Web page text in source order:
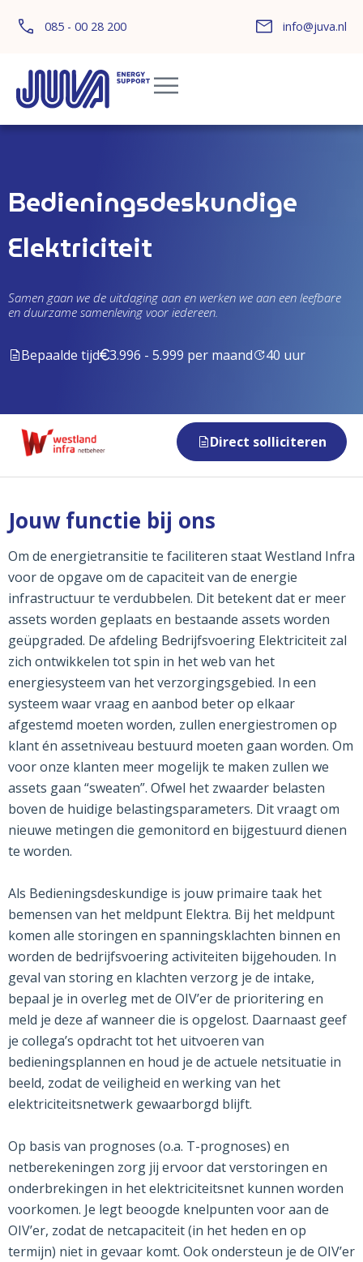
085 - 00 28 200 info@juva.nl
Bedieningsdeskundige
Elektriciteit
Samen gaan we de uitdaging aan en werken we aan een leefbare
en duurzame samenleving voor iedereen.
Bepaalde tijd 3.996 - 5.999 per maand 40 uur
Direct solliciteren
Jouw functie bij ons
Om de energietransitie te faciliteren staat Westland Infra
voor de opgave om de capaciteit van de energie
infrastructuur te verdubbelen. Dit betekent dat er meer
assets worden geplaats en bestaande assets worden
geüpgraded. De afdeling Bedrijfsvoering Elektriciteit zal
zich ontwikkelen tot spin in het web van het
energiesysteem van het verzorgingsgebied. In een
systeem waar vraag en aanbod beter op elkaar
afgestemd moeten worden, zullen energiestromen op
klant én assetniveau bestuurd moeten gaan worden. Om
voor onze klanten meer mogelijk te maken zullen we
assets gaan “sweaten”. Ofwel het zwaarder belasten
boven de huidige belastingsparameters. Dit vraagt om
nieuwe metingen die gemonitord en bijgestuurd dienen
te worden.
Als Bedieningsdeskundige is jouw primaire taak het
bemensen van het meldpunt Elektra. Bij het meldpunt
komen alle storingen en spanningsklachten binnen en
worden de bedrijfsvoering activiteiten bijgehouden. In
geval van storing en klachten verzorg je de intake,
bepaal je in overleg met de OIV’er de prioritering en
meld je deze af wanneer die is opgelost. Daarnaast geef
je collega’s opdracht tot het uitvoeren van
bedieningsplannen en houd je de actuele netsituatie in
beeld, zodat de veiligheid en werking van het
elektriciteitsnetwerk gewaarborgd blijft.
Op basis van prognoses (o.a. T-prognoses) en
netberekeningen zorg jij ervoor dat verstoringen en
onderbrekingen in het elektriciteitsnet kunnen worden
voorkomen. Je legt beoogde knelpunten voor aan de
OIV’er, zodat de netcapaciteit (in het heden en op
termijn) niet in gevaar komt. Ook ondersteun je de OIV’er